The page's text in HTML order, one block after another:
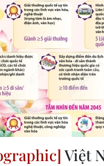
Việt